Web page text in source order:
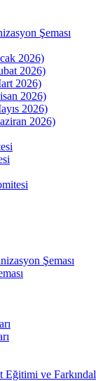
Şeması
2026)
2026)
2026)
2026)
2026)
2026)
Şeması
Eğitimi ve